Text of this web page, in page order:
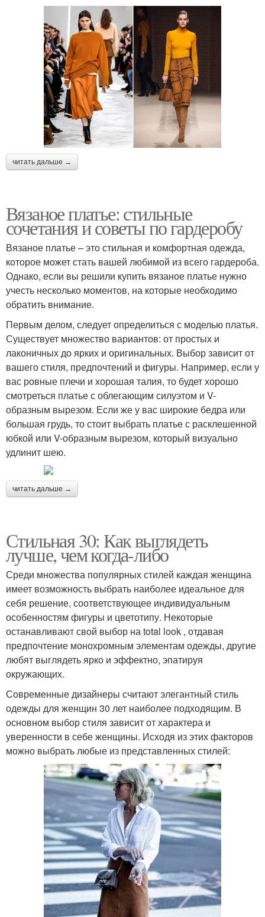
читать дальше →
Вязаное платье: стильные
сочетания и советы по гардеробу
Вязаное платье – это стильная и комфортная одежда,
которое может стать вашей любимой из всего гардероба.
Однако, если вы решили купить вязаное платье нужно
учесть несколько моментов, на которые необходимо
обратить внимание.
Первым делом, следует определиться с моделью платья.
Существует множество вариантов: от простых и
лаконичных до ярких и оригинальных. Выбор зависит от
вашего стиля, предпочтений и фигуры. Например, если у
вас ровные плечи и хорошая талия, то будет хорошо
смотреться платье с облегающим силуэтом и V-
образным вырезом. Если же у вас широкие бедра или
большая грудь, то стоит выбрать платье с расклешенной
юбкой или V-образным вырезом, который визуально
удлинит шею.
читать дальше →
Стильная 30: Как выглядеть
лучше, чем когда-либо
Среди множества популярных стилей каждая женщина
имеет возможность выбрать наиболее идеальное для
себя решение, соответствующее индивидуальным
особенностям фигуры и цветотипу. Некоторые
останавливают свой выбор на total look , отдавая
предпочтение монохромным элементам одежды, другие
любят выглядеть ярко и эффектно, эпатируя
окружающих.
Современные дизайнеры считают элегантный стиль
одежды для женщин 30 лет наиболее подходящим. В
основном выбор стиля зависит от характера и
уверенности в себе женщины. Исходя из этих факторов
можно выбрать любые из представленных стилей: